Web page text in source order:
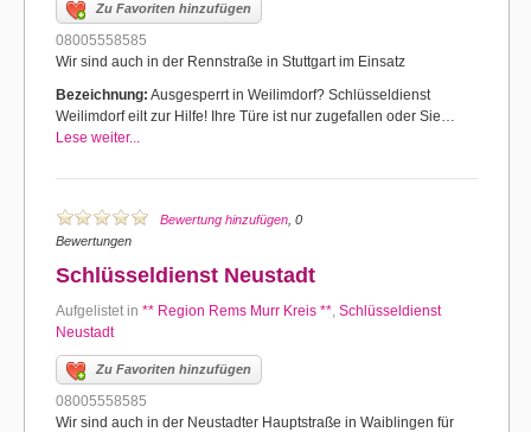
Zu Favoriten hinzufügen
08005558585
Wir sind auch in der Rennstraße in Stuttgart im Einsatz
Bezeichnung: Ausgesperrt in Weilimdorf? Schlüsseldienst
Weilimdorf eilt zur Hilfe! Ihre Türe ist nur zugefallen oder Sie…
Lese weiter...
Bewertung hinzufügen , 0
Bewertungen
Schlüsseldienst Neustadt
Aufgelistet in ** Region Rems Murr Kreis **, Schlüsseldienst
Neustadt
Zu Favoriten hinzufügen
08005558585
Wir sind auch in der Neustadter Hauptstraße in Waiblingen für